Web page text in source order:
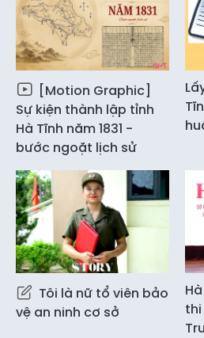
[Motion Graphic]
Sự kiện thành lập tỉnh
Hà Tĩnh năm 1831 -
bước ngoặt lịch sử
Tôi là nữ tổ viên bảo
vệ an ninh cơ sở